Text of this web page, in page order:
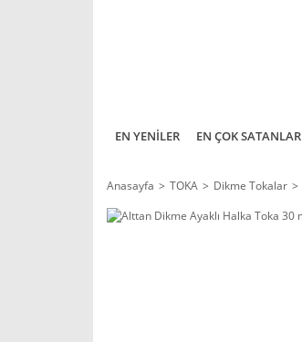
EN YENİLER EN ÇOK SATANLAR
Anasayfa TOKA Dikme Tokalar